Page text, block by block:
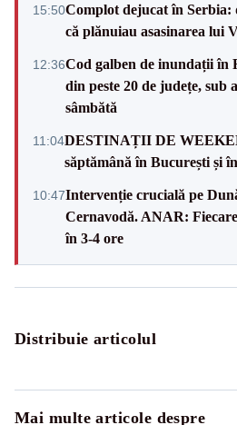
15:50Complot dejucat în Serbia:
că plănuiau asasinarea lui
12:36Cod galben de inundații în
din peste 20 de județe, sub
sâmbătă
11:04DESTINAȚII DE
săptămână în București și
10:47Intervenție crucială pe
Cernavodă. ANAR:
în 3-4 ore
Distribuie articolul
Mai multe articole despre